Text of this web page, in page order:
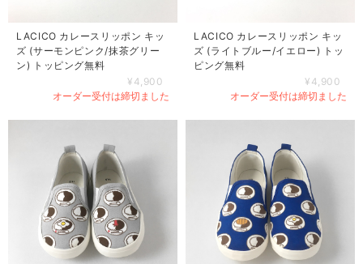
LACICO カレースリッポン キッ
ズ (サーモンピンク/抹茶グリー
ン) トッピング無料
¥4,900
オーダー受付は締切ました
LACICO カレースリッポン キッ
ズ (ライトブルー/イエロー) トッ
ピング無料
¥4,900
オーダー受付は締切ました